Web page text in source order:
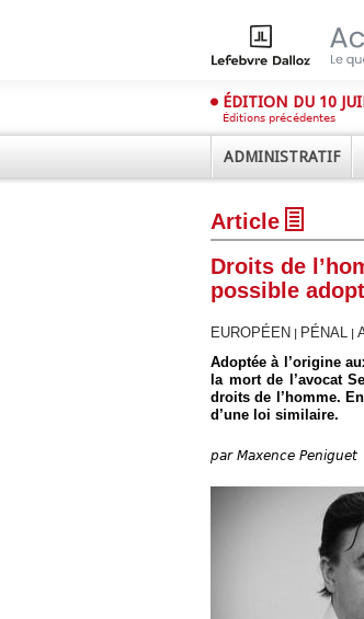
ÉDITION DU 10
Éditions précédentes
ADMINISTRATIF
Article
Droits de
possible
EUROPÉEN PÉNAL
Adoptée à l’origine
la mort de l’avocat
droits de l’homme.
d’une loi similaire.
par Maxence Peniguet